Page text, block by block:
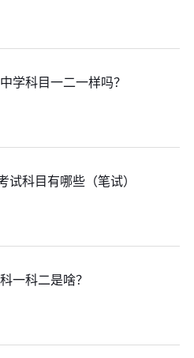
学科目一二一样吗？
科目有哪些（笔试）
一科二是啥？